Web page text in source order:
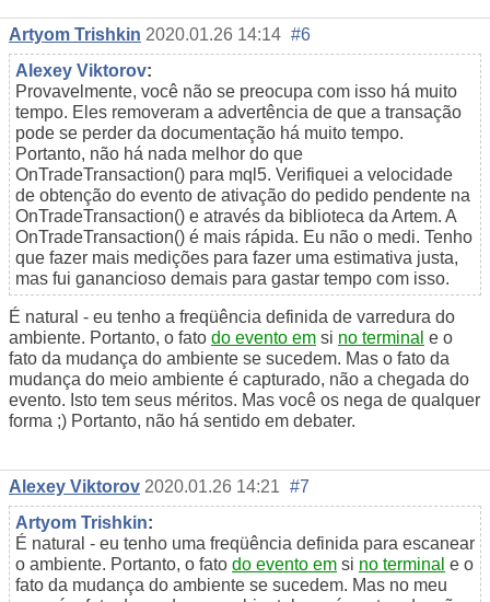
Artyom Trishkin 2020.01.26 14:14 #6
Alexey Viktorov:
Provavelmente, você não se preocupa com isso há muito
tempo. Eles removeram a advertência de que a transação
pode se perder da documentação há muito tempo.
Portanto, não há nada melhor do que
OnTradeTransaction() para mql5. Verifiquei a velocidade
de obtenção do evento de ativação do pedido pendente na
OnTradeTransaction() e através da biblioteca da Artem. A
OnTradeTransaction() é mais rápida. Eu não o medi. Tenho
que fazer mais medições para fazer uma estimativa justa,
mas fui ganancioso demais para gastar tempo com isso.
É natural - eu tenho a freqüência definida de varredura do
ambiente. Portanto, o fato do evento em si no terminal e o
fato da mudança do ambiente se sucedem. Mas o fato da
mudança do meio ambiente é capturado, não a chegada do
evento. Isto tem seus méritos. Mas você os nega de qualquer
forma ;) Portanto, não há sentido em debater.
Alexey Viktorov 2020.01.26 14:21 #7
Artyom Trishkin:
É natural - eu tenho uma freqüência definida para escanear
o ambiente. Portanto, o fato do evento em si no terminal e o
fato da mudança do ambiente se sucedem. Mas no meu